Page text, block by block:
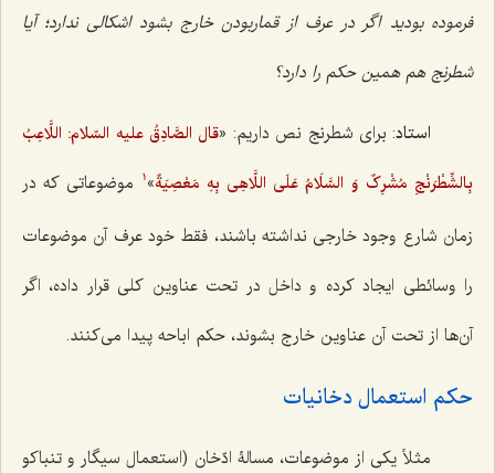
فرموده بودید اگر در عرف از قماربودن خارج بشود اشکالی ندارد؛ آیا
شطرنج هم همین حکم را دارد؟
استاد: برای شطرنج نص داریم: «قال الصَّادِقُ علیه السّلام: اللَّاعِبُ
بِالشِّطْرَنْجِ مُشْرِکٌ وَ السَّلَامُ عَلَی اللَّاهِی بِهِ مَعْصِیَةٌ»
1
موضوعاتی که در
زمان شارع وجود خارجی نداشته باشند، فقط خود عرف آن موضوعات
را وسائطی ایجاد کرده و داخل در تحت عناوین کلی قرار داده، اگر
آن‌ها از تحت آن عناوین خارج بشوند، حکم اباحه پیدا می‌کنند.
حکم استعمال دخانیات
مثلاً یکی از موضوعات، مسالۀ ادّخان (استعمال سیگار و تنباکو